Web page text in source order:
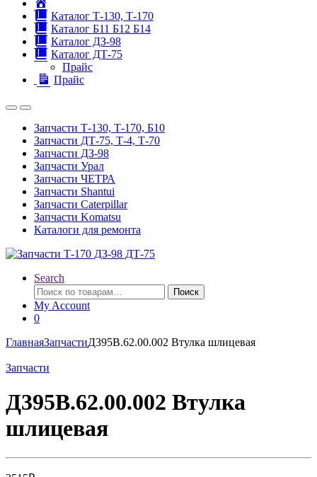
Каталог Т-130, Т-170
Каталог Б11 Б12 Б14
Каталог ДЗ-98
Каталог ДТ-75
Прайс
Прайс
Запчасти Т-130, Т-170, Б10
Запчасти ДТ-75, Т-4, Т-70
Запчасти ДЗ-98
Запчасти Урал
Запчасти ЧЕТРА
Запчасти Shantui
Запчасти Caterpillar
Запчасти Komatsu
Каталоги для ремонта
Search
Искать:
Поиск
My Account
0
ГлавнаяЗапчастиД395В.62.00.002 Втулка шлицевая
Запчасти
Д395В.62.00.002 Втулка
шлицевая